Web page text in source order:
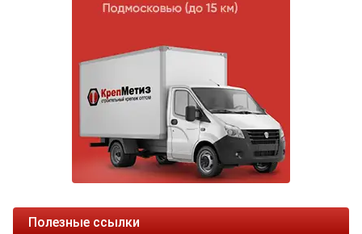
Полезные ссылки